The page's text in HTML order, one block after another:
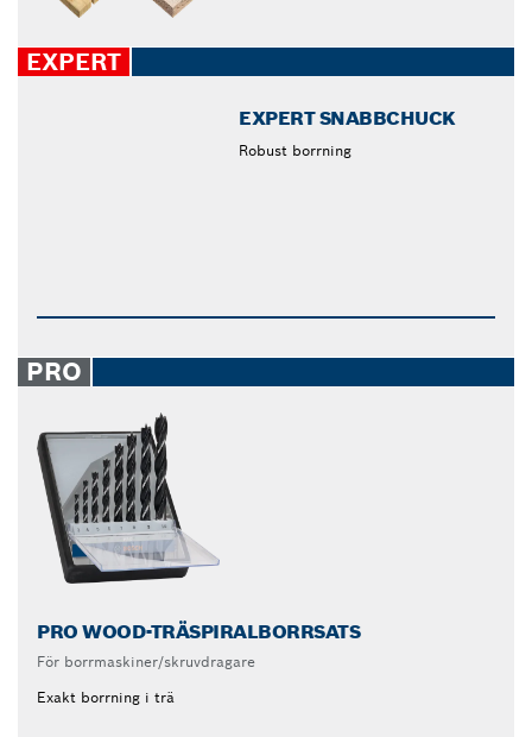
EXPERT
EXPERT SNABBCHUCK
Robust borrning
PRO
PRO WOOD-TRÄSPIRALBORRSATS
För borrmaskiner/skruvdragare
Exakt borrning i trä